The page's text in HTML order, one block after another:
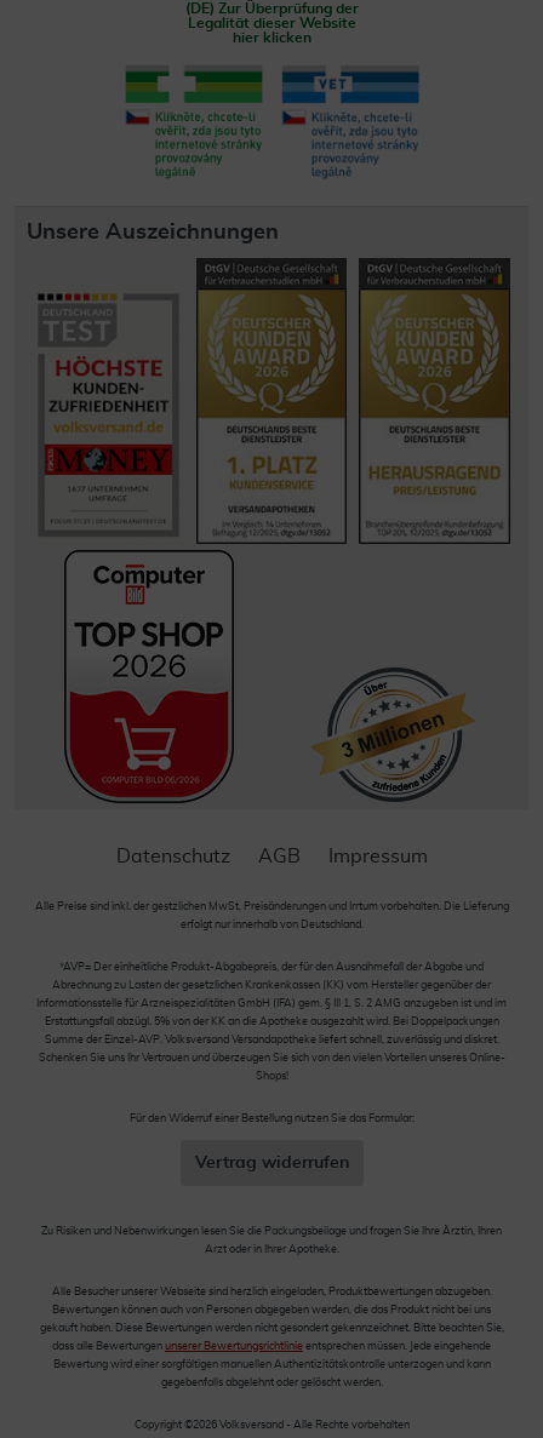
(DE) Zur Überprüfung der
Legalität dieser Website
hier klicken
Unsere Auszeichnungen
Datenschutz AGB Impressum
Alle Preise sind inkl. der gestzlichen MwSt. Preisänderungen und Irrtum vorbehalten. Die Lieferung
erfolgt nur innerhalb von Deutschland.
*AVP= Der einheitliche Produkt-Abgabepreis, der für den Ausnahmefall der Abgabe und
Abrechnung zu Lasten der gesetzlichen Krankenkassen (KK) vom Hersteller gegenüber der
Informationsstelle für Arzneispezialitäten GmbH (IFA) gem. § III 1, S. 2 AMG anzugeben ist und im
Erstattungsfall abzügl. 5% von der KK an die Apotheke ausgezahlt wird. Bei Doppelpackungen
Summe der Einzel-AVP. Volksversand Versandapotheke liefert schnell, zuverlässig und diskret.
Schenken Sie uns Ihr Vertrauen und überzeugen Sie sich von den vielen Vorteilen unseres Online-
Shops!
Für den Widerruf einer Bestellung nutzen Sie das Formular:
Vertrag widerrufen
Zu Risiken und Nebenwirkungen lesen Sie die Packungsbeilage und fragen Sie Ihre Ärztin, Ihren
Arzt oder in Ihrer Apotheke.
Alle Besucher unserer Webseite sind herzlich eingeladen, Produktbewertungen abzugeben.
Bewertungen können auch von Personen abgegeben werden, die das Produkt nicht bei uns
gekauft haben. Diese Bewertungen werden nicht gesondert gekennzeichnet. Bitte beachten Sie,
dass alle Bewertungen unserer Bewertungsrichtlinie entsprechen müssen. Jede eingehende
Bewertung wird einer sorgfältigen manuellen Authentizitätskontrolle unterzogen und kann
gegebenfalls abgelehnt oder gelöscht werden.
Copyright ©2026 Volksversand - Alle Rechte vorbehalten